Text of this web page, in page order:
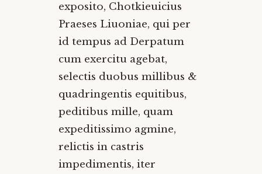
exposito, Chotkieuicius
Praeses Liuoniae, qui per
id tempus ad Derpatum
cum exercitu agebat,
selectis duobus millibus &
quadringentis equitibus,
peditibus mille, quam
expeditissimo agmine,
relictis in castris
impedimentis, iter